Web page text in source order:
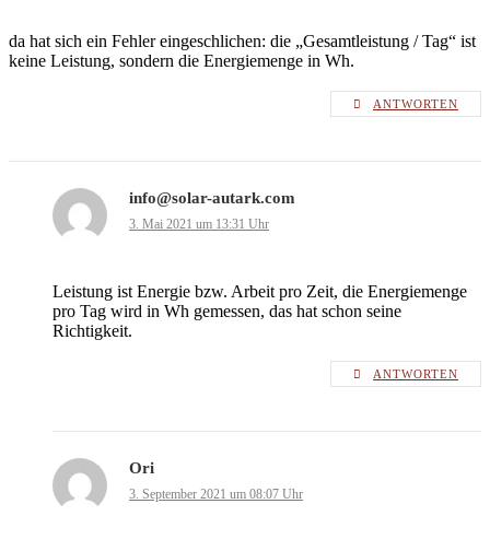
da hat sich ein Fehler eingeschlichen: die „Gesamtleistung / Tag“ ist
keine Leistung, sondern die Energiemenge in Wh.
ANTWORTEN
info@solar-autark.com
3. Mai 2021 um 13:31 Uhr
Leistung ist Energie bzw. Arbeit pro Zeit, die Energiemenge
pro Tag wird in Wh gemessen, das hat schon seine
Richtigkeit.
ANTWORTEN
Ori
3. September 2021 um 08:07 Uhr